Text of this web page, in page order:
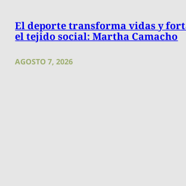
El deporte transforma vidas y
el tejido social: Martha Camacho
AGOSTO 7, 2026